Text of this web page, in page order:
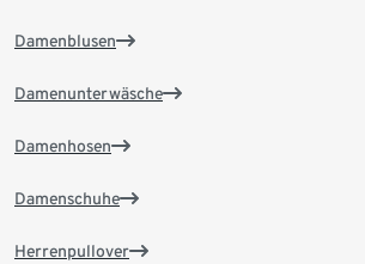
Damenblusen
Damenunterwäsche
Damenhosen
Damenschuhe
Herrenpullover